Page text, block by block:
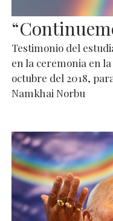
Testimonio del
en la ceremonia en
octubre del 2018,
Namkhai Norbu